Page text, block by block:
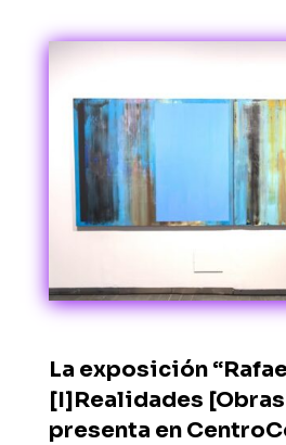
La exposición
[I]Realidades
presenta en